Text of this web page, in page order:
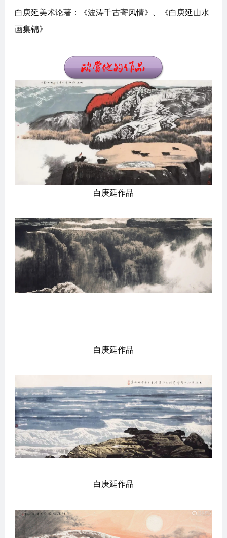
白庚延美术论著：《波涛千古寄风情》、《白庚延山水
画集锦》
白庚延作品
白庚延作品
白庚延作品